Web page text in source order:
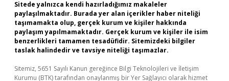
Sitede yalnızca kendi hazırladığımız makaleler
paylaşılmaktadır. Burada yer alan içerikler haber niteliği
taşımamakta olup, gerçek kurum ve kişiler hakkında
paylaşım yapılmamaktadır. Gerçek kurum ve kişiler ile isim
benzerlikleri tamamen tesadüfidir. Sitemizdeki bilgiler
taslak halindedir ve tavsiye niteliği taşımazlar.
Sitemiz, 5651 Sayılı Kanun gereğince Bilgi Teknolojileri ve İletişim
Kurumu (BTK) tarafından onaylanmış bir Yer Sağlayıcı olarak hizmet